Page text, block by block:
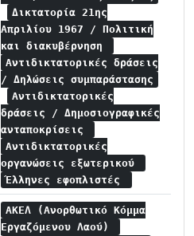
Δικτατορία 21ης
Απριλίου 1967 / Πολιτική
και διακυβέρνηση
Αντιδικτατορικές δράσεις
/ Δηλώσεις συμπαράστασης
Αντιδικτατορικές
δράσεις / Δημοσιογραφικές
ανταποκρίσεις
Αντιδικτατορικές
οργανώσεις εξωτερικού
Έλληνες εφοπλιστές
ΑΚΕΛ (Ανορθωτικό Κόμμα
Εργαζόμενου Λαού)